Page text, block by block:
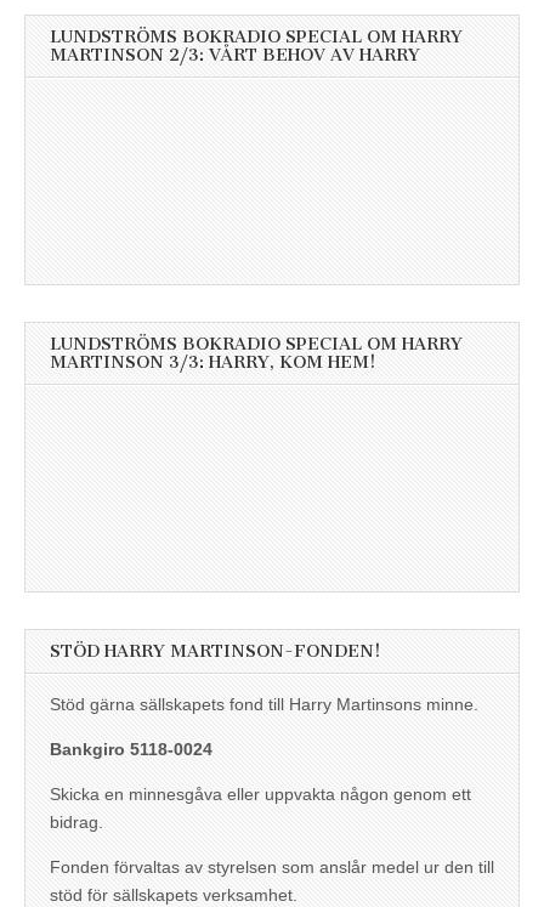
LUNDSTRÖMS BOKRADIO SPECIAL OM HARRY
MARTINSON 2/3: VÅRT BEHOV AV HARRY
LUNDSTRÖMS BOKRADIO SPECIAL OM HARRY
MARTINSON 3/3: HARRY, KOM HEM!
STÖD HARRY MARTINSON-FONDEN!
Stöd gärna sällskapets fond till Harry Martinsons minne.
Bankgiro 5118-0024
Skicka en minnesgåva eller uppvakta någon genom ett
bidrag.
Fonden förvaltas av styrelsen som anslår medel ur den till
stöd för sällskapets verksamhet.